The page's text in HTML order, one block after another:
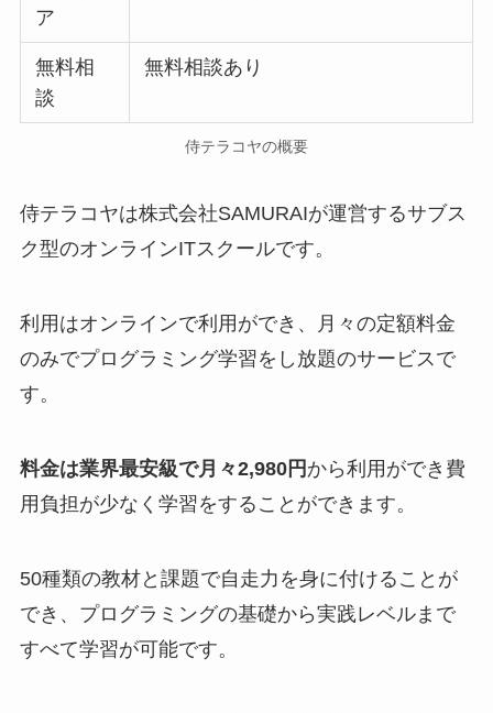
ア
無料相
談
無料相談あり
侍テラコヤの概要
侍テラコヤは株式会社SAMURAIが運営するサブス
ク型のオンラインITスクールです。
利用はオンラインで利用ができ、月々の定額料金
のみでプログラミング学習をし放題のサービスで
す。
料金は業界最安級で月々2,980円 から利用ができ費
用負担が少なく学習をすることができます。
50種類の教材と課題で自走力を身に付けることが
でき、プログラミングの基礎から実践レベルまで
すべて学習が可能です。